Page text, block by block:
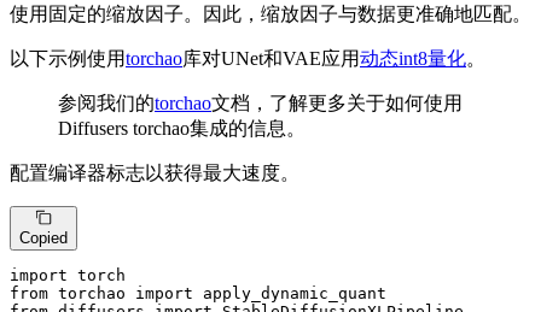
使用固定的缩放因子。因此，缩放因子与数据更准确地匹配。
以下示例使用torchao库对UNet和VAE应用动态int8量化。
参阅我们的torchao文档，了解更多关于如何使用
Diffusers torchao集成的信息。
配置编译器标志以获得最大速度。
Copied
import
from torchao import